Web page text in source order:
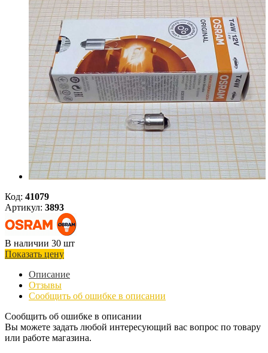
Код: 41079
Артикул: 3893
В наличии 30 шт
Показать цену
Описание
Отзывы
Сообщить об ошибке в описании
Сообщить об ошибке в описании
Вы можете задать любой интересующий вас вопрос по товару
или работе магазина.